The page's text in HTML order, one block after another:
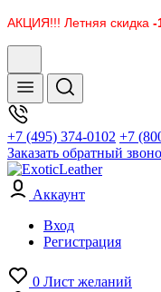
АКЦИЯ!!! Летняя скидка -
+7 (495) 374-0102 +7
Заказать обратный
Аккаунт
Вход
Регистрация
0 Лист желаний